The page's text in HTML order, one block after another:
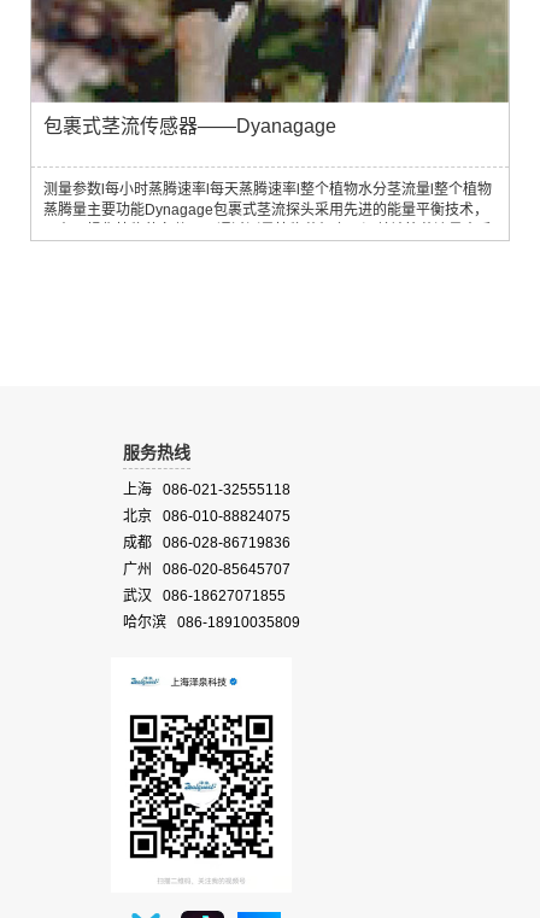
包裹式茎流传感器——Dyanagage
测量参数l每小时蒸腾速率l每天蒸腾速率l整个植物水分茎流量l整个植物
蒸腾量主要功能Dynagage包裹式茎流探头采用先进的能量平衡技术，
服务热线
上海 086-021-32555118
北京 086-010-88824075
成都 086-028-86719836
广州 086-020-85645707
武汉 086-18627071855
哈尔滨 086-18910035809